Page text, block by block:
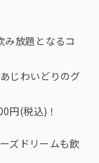
み放題となるコ
じわいどりのグ
円(税込)！
ズドリームも飲